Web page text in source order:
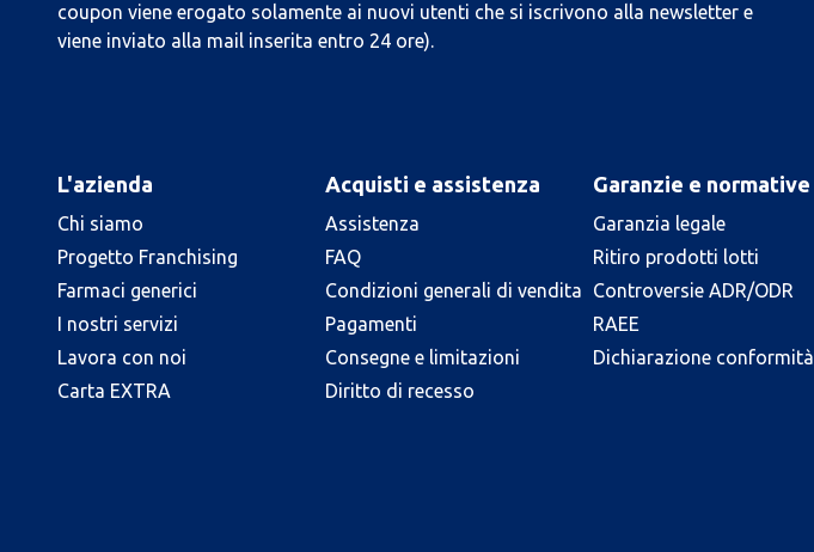
coupon viene erogato solamente ai nuovi utenti che si iscrivono alla newsletter e
viene inviato alla mail inserita entro 24 ore).
L'azienda
Chi siamo
Progetto Franchising
Farmaci generici
I nostri servizi
Lavora con noi
Carta EXTRA
Acquisti e assistenza
Assistenza
FAQ
Condizioni generali di vendita
Pagamenti
Consegne e limitazioni
Diritto di recesso
Garanzie e normative
Garanzia legale
Ritiro prodotti lotti
Controversie ADR/ODR
RAEE
Dichiarazione conformità